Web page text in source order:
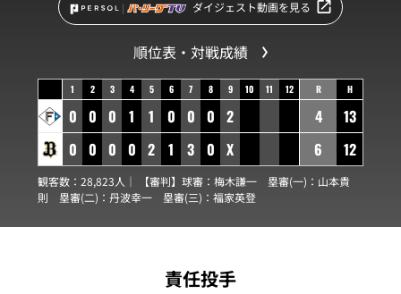
ダイジェスト動画を見る
順位表・対戦成績
1 2 3 4 5 6 7 8 9 10 11 12
0 0 0 1 1 0 0 0 2
0 0 0 0 2 1 3 0 X
R H
4
13
6
12
観客数：28,823人｜ 【審判】球審： 梅木謙一 塁審(一)： 山本貴
則 塁審(二)： 丹波幸一 塁審(三)： 福家英登
責任投手